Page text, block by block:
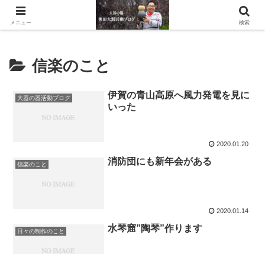
滋賀県の信楽で水琴窟や水鉢などの陶器を作っています。
信楽のこと
大器の器活動ブログ
伊賀の青山高原へ風力発電を見に
いった
2020.01.20
信楽のこと 消防団にも新年会がある
2020.01.14
日々の制作のこと 水琴窟”陶琴”作ります
メニュー 検索